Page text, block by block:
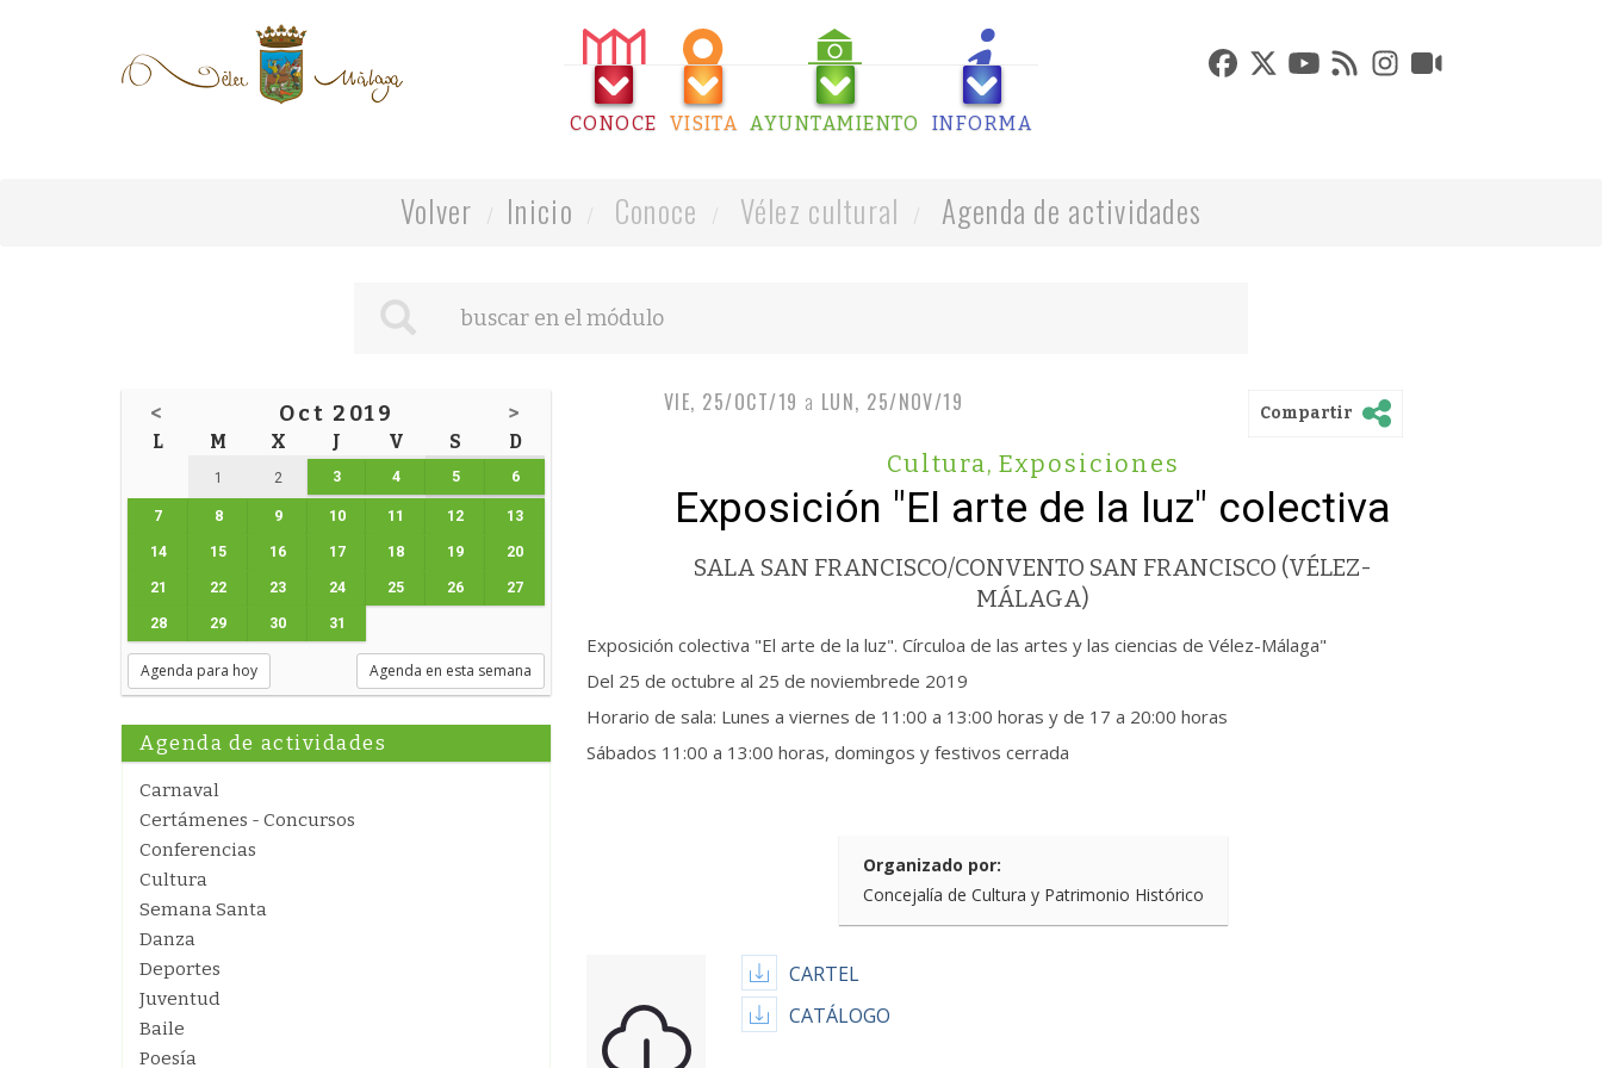
CONOCE VISITA AYUNTAMIENTO INFORMA
Volver Inicio Conoce Vélez cultural Agenda de actividades
< Oct 2019 >
L M X J V S D
1 2 3 4 5 6
7 8 9 10 11 12 13
14 15 16 17 18 19 20
21 22 23 24 25 26 27
28 29 30 31
Agenda para hoy Agenda en esta semana
Agenda de actividades
Carnaval
Certámenes - Concursos
Conferencias
Cultura
Semana Santa
Danza
Deportes
Juventud
Baile
Poesía
VIE, 25/OCT/19 a LUN, 25/NOV/19 Compartir
Cultura, Exposiciones
Exposición "El arte de la luz" colectiva
SALA SAN FRANCISCO/CONVENTO SAN FRANCISCO (VÉLEZ-
MÁLAGA)
Exposición colectiva "El arte de la luz". Círculoa de las artes y las ciencias de Vélez-Málaga"
Del 25 de octubre al 25 de noviembrede 2019
Horario de sala: Lunes a viernes de 11:00 a 13:00 horas y de 17 a 20:00 horas
Sábados 11:00 a 13:00 horas, domingos y festivos cerrada
Organizado por:
Concejalía de Cultura y Patrimonio Histórico
CARTEL
CATÁLOGO